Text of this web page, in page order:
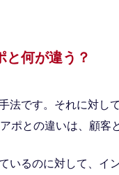
と何が違う？
法です。それに対
との違いは、顧客
いるのに対して、